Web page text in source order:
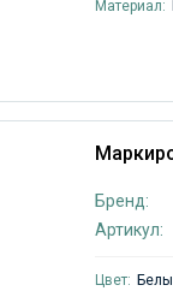
Материал:
Бренд:
Артикул:
Цвет: